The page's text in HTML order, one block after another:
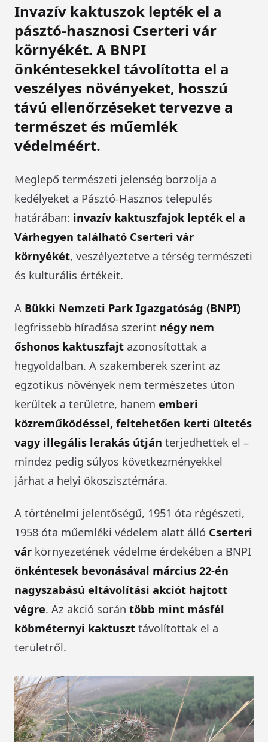
Invazív kaktuszok lepték el a
pásztó-hasznosi Cserteri vár
környékét. A BNPI
önkéntesekkel távolította el a
veszélyes növényeket, hosszú
távú ellenőrzéseket tervezve a
természet és műemlék
védelméért.
Meglepő természeti jelenség borzolja a
kedélyeket a Pásztó-Hasznos település
határában: invazív kaktuszfajok lepték el a
Várhegyen található Cserteri vár
környékét, veszélyeztetve a térség természeti
és kulturális értékeit.
A Bükki Nemzeti Park Igazgatóság (BNPI)
legfrissebb híradása szerint négy nem
őshonos kaktuszfajt azonosítottak a
hegyoldalban. A szakemberek szerint az
egzotikus növények nem természetes úton
kerültek a területre, hanem emberi
közreműködéssel, feltehetően kerti ültetés
vagy illegális lerakás útján terjedhettek el –
mindez pedig súlyos következményekkel
járhat a helyi ökoszisztémára.
A történelmi jelentőségű, 1951 óta régészeti,
1958 óta műemléki védelem alatt álló Cserteri
vár környezetének védelme érdekében a BNPI
önkéntesek bevonásával március 22-én
nagyszabású eltávolítási akciót hajtott
végre. Az akció során több mint másfél
köbméternyi kaktuszt távolítottak el a
területről.